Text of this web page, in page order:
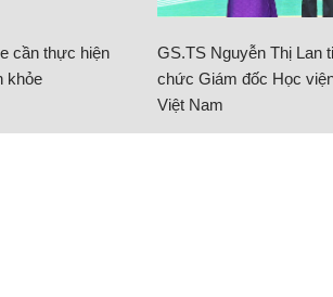
cần thực hiện
khỏe
GS.TS Nguyễn Thị Lan
chức Giám đốc Học
Việt Nam